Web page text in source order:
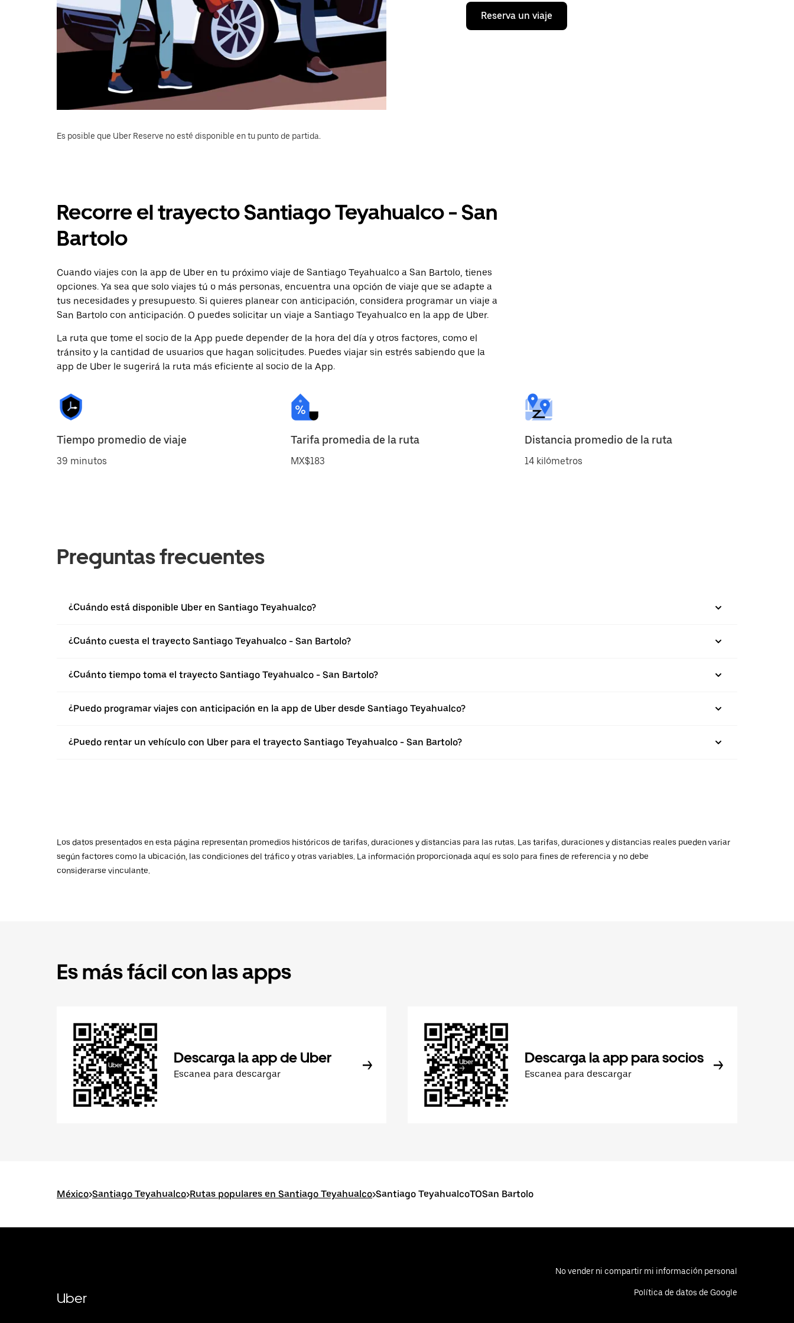
Reserva un viaje
Es posible que Uber Reserve no esté disponible en tu punto de partida.
Recorre el trayecto Santiago Teyahualco - San
Bartolo
Cuando viajes con la app de Uber en tu próximo viaje de Santiago Teyahualco a San Bartolo, tienes
opciones. Ya sea que solo viajes tú o más personas, encuentra una opción de viaje que se adapte a
tus necesidades y presupuesto. Si quieres planear con anticipación, considera programar un viaje a
San Bartolo con anticipación. O puedes solicitar un viaje a Santiago Teyahualco en la app de Uber.
La ruta que tome el socio de la App puede depender de la hora del día y otros factores, como el
tránsito y la cantidad de usuarios que hagan solicitudes. Puedes viajar sin estrés sabiendo que la
app de Uber le sugerirá la ruta más eficiente al socio de la App.
Tiempo promedio de viaje
39 minutos
Tarifa promedia de la ruta
MX$183
Distancia promedio de la ruta
14 kilómetros
Preguntas frecuentes
¿Cuándo está disponible Uber en Santiago Teyahualco?
¿Cuánto cuesta el trayecto Santiago Teyahualco - San Bartolo?
¿Cuánto tiempo toma el trayecto Santiago Teyahualco - San Bartolo?
¿Puedo programar viajes con anticipación en la app de Uber desde Santiago Teyahualco?
¿Puedo rentar un vehículo con Uber para el trayecto Santiago Teyahualco - San Bartolo?
Los datos presentados en esta página representan promedios históricos de tarifas, duraciones y distancias para las rutas. Las tarifas, duraciones y distancias reales pueden variar
según factores como la ubicación, las condiciones del tráfico y otras variables. La información proporcionada aquí es solo para fines de referencia y no debe
considerarse vinculante.
Es más fácil con las apps
Descarga la app de Uber
Escanea para descargar
Descarga la app para socios
Escanea para descargar
México>Santiago Teyahualco>Rutas populares en Santiago Teyahualco>Santiago TeyahualcoTOSan Bartolo
Uber
No vender ni compartir mi información personal
Política de datos de Google